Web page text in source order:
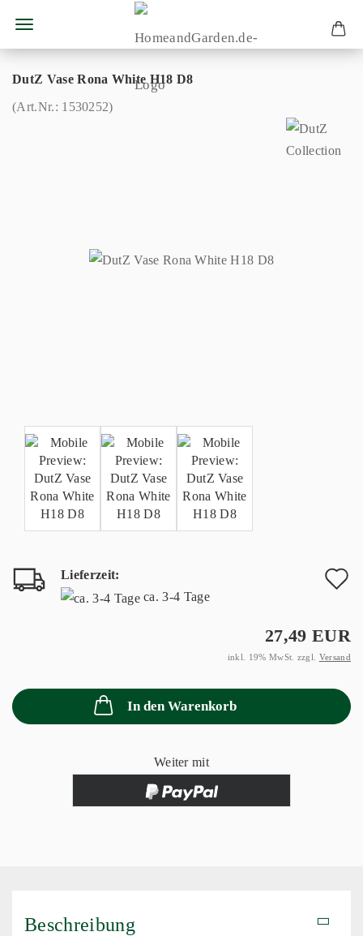
DutZ Vase Rona White H18 D8
(Art.Nr.: 1530252)
Lieferzeit:
ca. 3-4 Tage
27,49 EUR
inkl. 19% MwSt. zzgl. Versand
In den Warenkorb
Weiter mit
Beschreibung